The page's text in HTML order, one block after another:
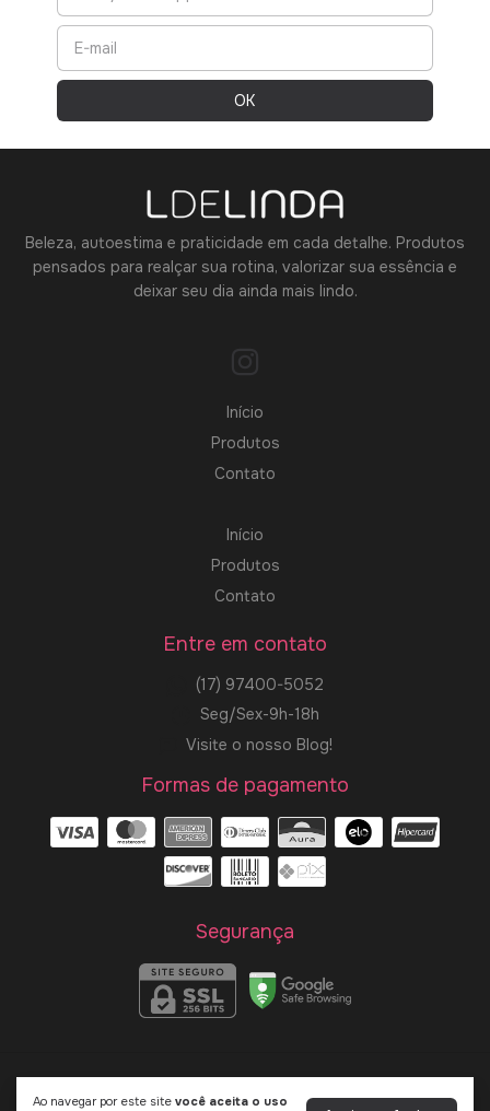
Ao navegar por este site você aceita o uso
Beleza, autoestima e praticidade em cada detalhe. Produtos
pensados para realçar sua rotina, valorizar sua essência e
deixar seu dia ainda mais lindo.
Início
Produtos
Contato
Início
Produtos
Contato
Entre em contato
(17) 97400-5052
Seg/Sex-9h-18h
Visite o nosso Blog!
Formas de pagamento
Segurança